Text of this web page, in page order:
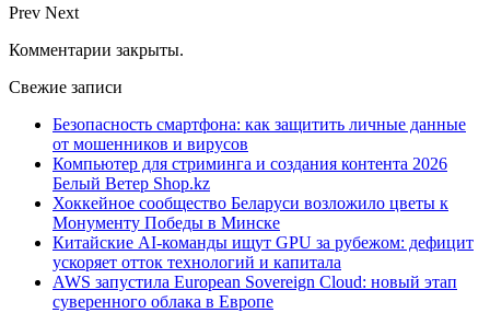
Prev Next
Комментарии закрыты.
Свежие записи
Безопасность смартфона: как защитить личные данные
от мошенников и вирусов
Компьютер для стриминга и создания контента 2026
Белый Ветер Shop.kz
Хоккейное сообщество Беларуси возложило цветы к
Монументу Победы в Минске
Китайские AI-команды ищут GPU за рубежом: дефицит
ускоряет отток технологий и капитала
AWS запустила European Sovereign Cloud: новый этап
суверенного облака в Европе